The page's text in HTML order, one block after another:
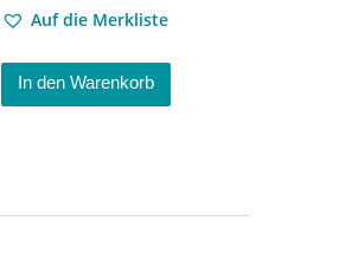
Auf die Merkliste
In den Warenkorb